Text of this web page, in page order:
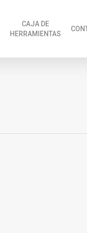
CAJA DE
HERRAMIENTAS